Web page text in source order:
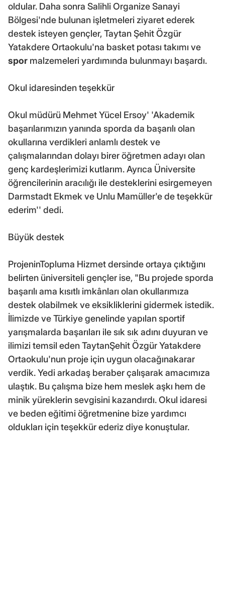
oldular. Daha sonra Salihli Organize Sanayi
Bölgesi'nde bulunan işletmeleri ziyaret ederek
destek isteyen gençler, Taytan Şehit Özgür
Yatakdere Ortaokulu'na basket potası takımı ve
spor malzemeleri yardımında bulunmayı başardı.
Okul idaresinden teşekkür
Okul müdürü Mehmet Yücel Ersoy' 'Akademik
başarılarımızın yanında sporda da başarılı olan
okullarına verdikleri anlamlı destek ve
çalışmalarından dolayı birer öğretmen adayı olan
genç kardeşlerimizi kutlarım. Ayrıca Üniversite
öğrencilerinin aracılığı ile desteklerini esirgemeyen
Darmstadt Ekmek ve Unlu Mamüller'e de teşekkür
ederim'' dedi.
Büyük destek
ProjeninTopluma Hizmet dersinde ortaya çıktığını
belirten üniversiteli gençler ise, "Bu projede sporda
başarılı ama kısıtlı imkânları olan okullarımıza
destek olabilmek ve eksikliklerini gidermek istedik.
İlimizde ve Türkiye genelinde yapılan sportif
yarışmalarda başarıları ile sık sık adını duyuran ve
ilimizi temsil eden TaytanŞehit Özgür Yatakdere
Ortaokulu'nun proje için uygun olacağınakarar
verdik. Yedi arkadaş beraber çalışarak amacımıza
ulaştık. Bu çalışma bize hem meslek aşkı hem de
minik yüreklerin sevgisini kazandırdı. Okul idaresi
ve beden eğitimi öğretmenine bize yardımcı
oldukları için teşekkür ederiz diye konuştular.